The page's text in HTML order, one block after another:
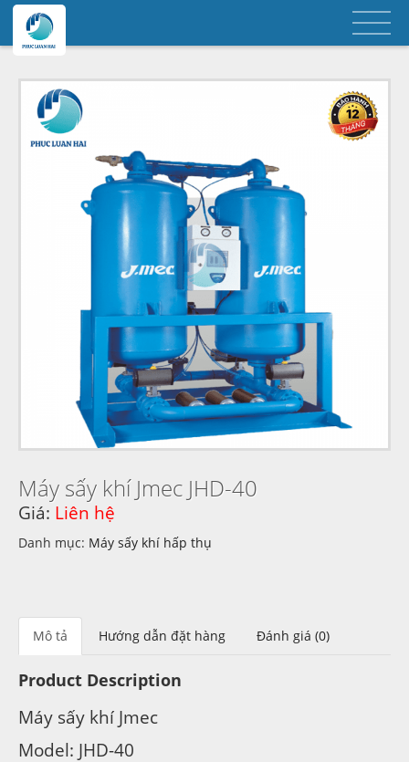
Máy sấy khí Jmec JHD-40
Giá: Liên hệ
Danh mục: Máy sấy khí hấp thụ
Mô tả Hướng dẫn đặt hàng Đánh giá (0)
Product Description
Máy sấy khí Jmec
Model: JHD-40